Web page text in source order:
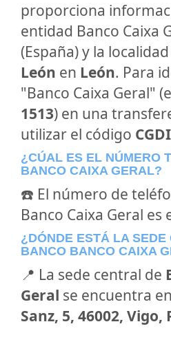
proporciona
entidad Banco Caixa
(España) y la localidad
León en León. Para
"Banco Caixa Geral"
1513) en una
utilizar el código
¿CÚAL ES EL NÚMERO
BANCO CAIXA GERAL?
☎️ El número de
Banco Caixa Geral es
¿DÓNDE ESTÁ LA
BANCO BANCO CAIXA
📍 La sede central de
Geral se encuentra en
Sanz, 5, 46002,